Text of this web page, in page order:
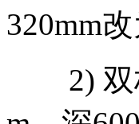
320mm
2) 双柜